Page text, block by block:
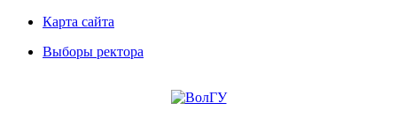
Карта сайта
Выборы ректора